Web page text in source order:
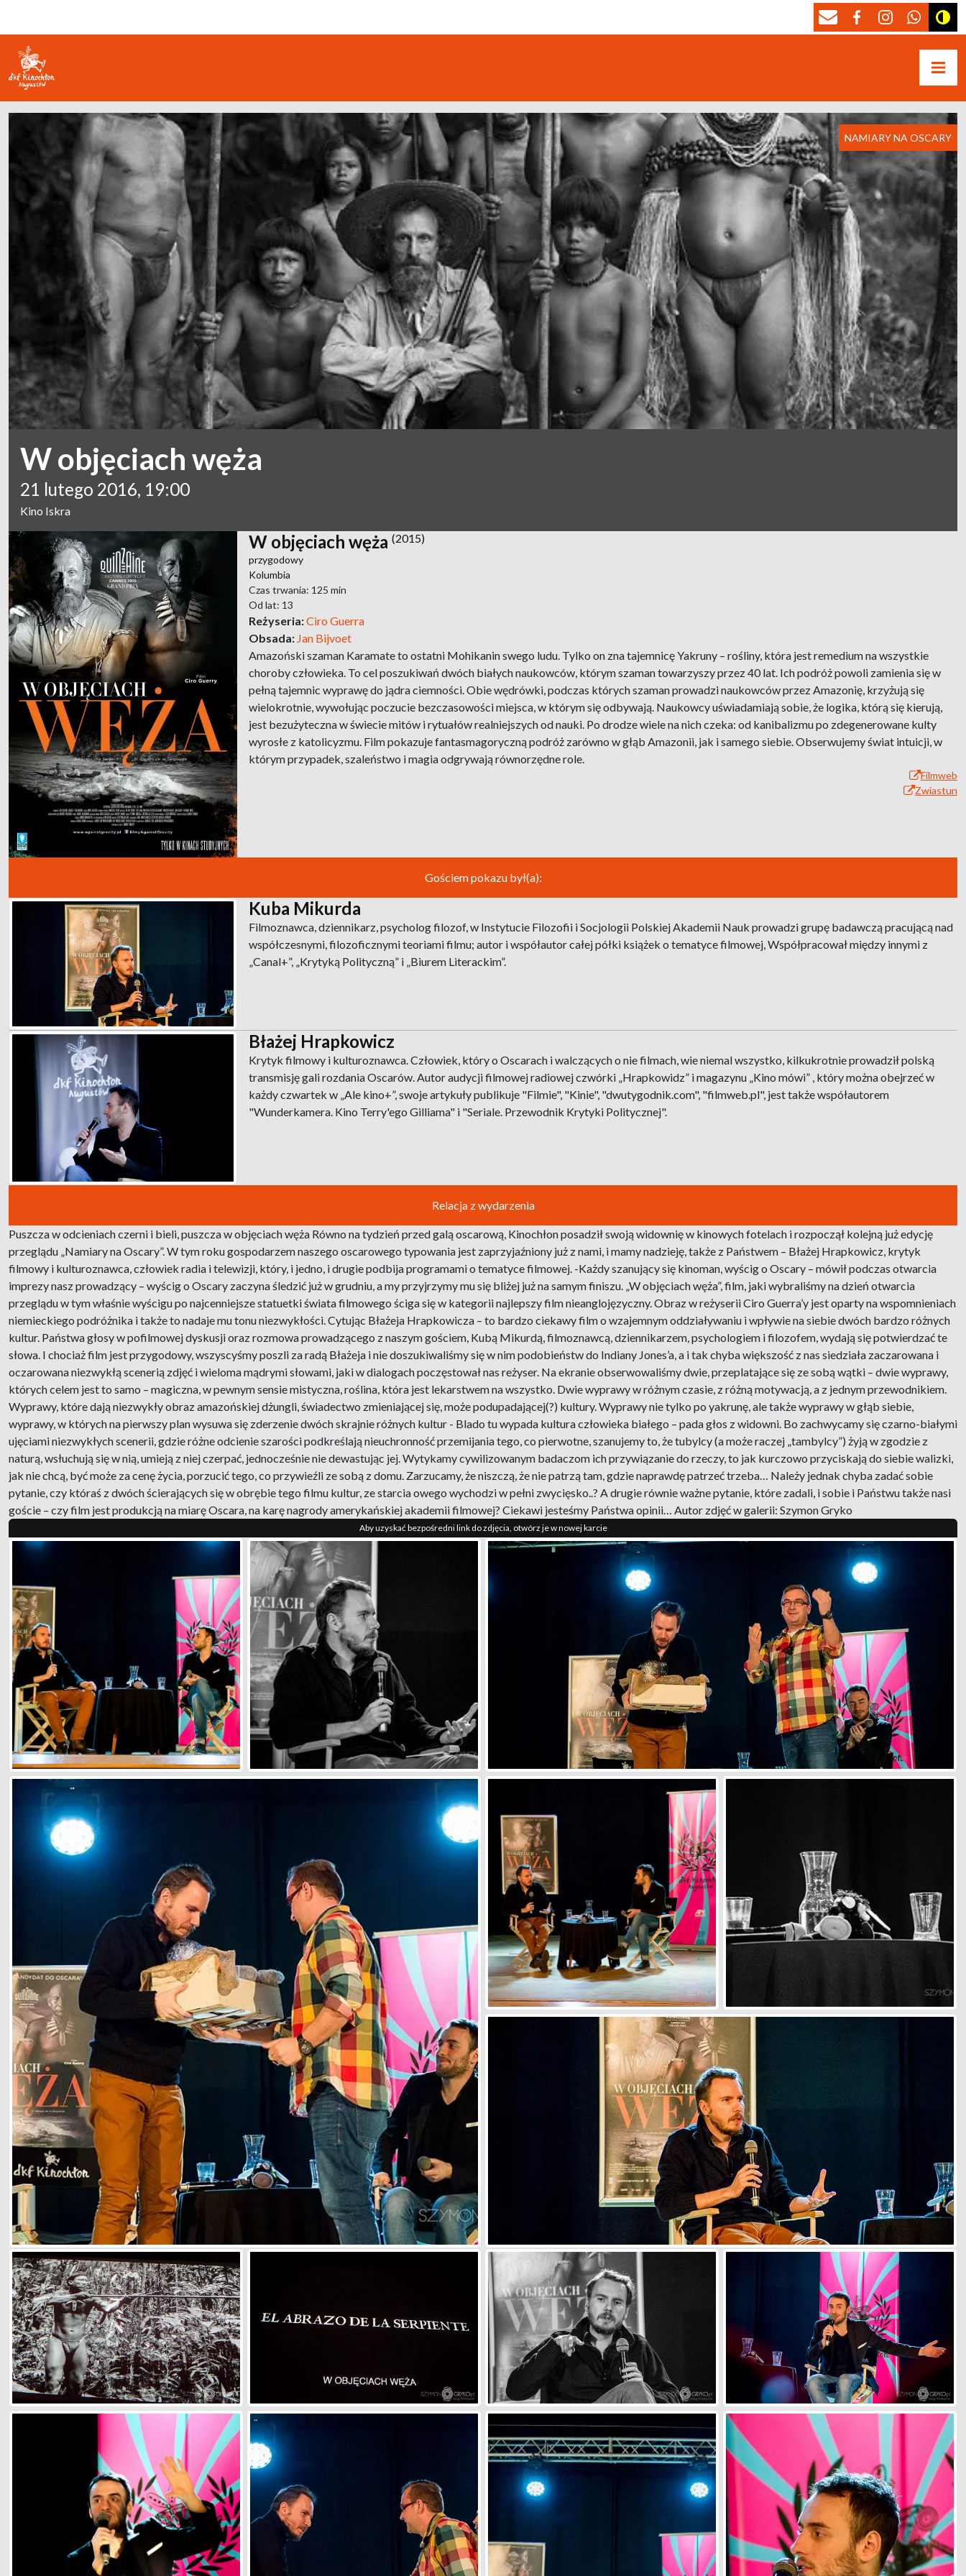
W objęciach węża
21 lutego 2016, 19:00
Kino Iskra
NAMIARY NA OSCARY
W objęciach węża (2015)
przygodowy
Kolumbia
Czas trwania: 125 min
Od lat: 13
Reżyseria:Ciro Guerra
Obsada: Jan Bijvoet
Amazoński szaman Karamate to ostatni Mohikanin swego ludu. Tylko on zna tajemnicę Yakruny – rośliny, która jest remedium na wszystkie
choroby człowieka. To cel poszukiwań dwóch białych naukowców, którym szaman towarzyszy przez 40 lat. Ich podróż powoli zamienia się w
pełną tajemnic wyprawę do jądra ciemności. Obie wędrówki, podczas których szaman prowadzi naukowców przez Amazonię, krzyżują się
wielokrotnie, wywołując poczucie bezczasowości miejsca, w którym się odbywają. Naukowcy uświadamiają sobie, że logika, którą się kierują,
jest bezużyteczna w świecie mitów i rytuałów realniejszych od nauki. Po drodze wiele na nich czeka: od kanibalizmu po zdegenerowane kulty
wyrosłe z katolicyzmu. Film pokazuje fantasmagoryczną podróż zarówno w głąb Amazonii, jak i samego siebie. Obserwujemy świat intuicji, w
którym przypadek, szaleństwo i magia odgrywają równorzędne role.
Filmweb
Zwiastun
Gościem pokazu był(a):
Kuba Mikurda
Filmoznawca, dziennikarz, psycholog filozof, w Instytucie Filozofii i Socjologii Polskiej Akademii Nauk prowadzi grupę badawczą pracującą nad
współczesnymi, filozoficznymi teoriami filmu; autor i współautor całej półki książek o tematyce filmowej, Współpracował między innymi z
„Canal+”, „Krytyką Polityczną” i „Biurem Literackim”.
Błażej Hrapkowicz
Krytyk filmowy i kulturoznawca. Człowiek, który o Oscarach i walczących o nie filmach, wie niemal wszystko, kilkukrotnie prowadził polską
transmisję gali rozdania Oscarów. Autor audycji filmowej radiowej czwórki „Hrapkowidz” i magazynu „Kino mówi” , który można obejrzeć w
każdy czwartek w „Ale kino+”, swoje artykuły publikuje "Filmie", "Kinie", "dwutygodnik.com", "filmweb.pl", jest także współautorem
"Wunderkamera. Kino Terry'ego Gilliama" i "Seriale. Przewodnik Krytyki Politycznej".
Relacja z wydarzenia
Puszcza w odcieniach czerni i bieli, puszcza w objęciach węża Równo na tydzień przed galą oscarową, Kinochłon posadził swoją widownię w kinowych fotelach i rozpoczął kolejną już edycję
przeglądu „Namiary na Oscary”. W tym roku gospodarzem naszego oscarowego typowania jest zaprzyjaźniony już z nami, i mamy nadzieję, także z Państwem – Błażej Hrapkowicz, krytyk
filmowy i kulturoznawca, człowiek radia i telewizji, który, i jedno, i drugie podbija programami o tematyce filmowej. -Każdy szanujący się kinoman, wyścig o Oscary – mówił podczas otwarcia
imprezy nasz prowadzący – wyścig o Oscary zaczyna śledzić już w grudniu, a my przyjrzymy mu się bliżej już na samym finiszu. „W objęciach węża”, film, jaki wybraliśmy na dzień otwarcia
przeglądu w tym właśnie wyścigu po najcenniejsze statuetki świata filmowego ściga się w kategorii najlepszy film nieanglojęzyczny. Obraz w reżyserii Ciro Guerra’y jest oparty na wspomnieniach
niemieckiego podróżnika i także to nadaje mu tonu niezwykłości. Cytując Błażeja Hrapkowicza – to bardzo ciekawy film o wzajemnym oddziaływaniu i wpływie na siebie dwóch bardzo różnych
kultur. Państwa głosy w pofilmowej dyskusji oraz rozmowa prowadzącego z naszym gościem, Kubą Mikurdą, filmoznawcą, dziennikarzem, psychologiem i filozofem, wydają się potwierdzać te
słowa. I chociaż film jest przygodowy, wszyscyśmy poszli za radą Błażeja i nie doszukiwaliśmy się w nim podobieństw do Indiany Jones’a, a i tak chyba większość z nas siedziała zaczarowana i
oczarowana niezwykłą scenerią zdjęć i wieloma mądrymi słowami, jaki w dialogach poczęstował nas reżyser. Na ekranie obserwowaliśmy dwie, przeplatające się ze sobą wątki – dwie wyprawy,
których celem jest to samo – magiczna, w pewnym sensie mistyczna, roślina, która jest lekarstwem na wszystko. Dwie wyprawy w różnym czasie, z różną motywacją, a z jednym przewodnikiem.
Wyprawy, które dają niezwykły obraz amazońskiej dżungli, świadectwo zmieniającej się, może podupadającej(?) kultury. Wyprawy nie tylko po yakrunę, ale także wyprawy w głąb siebie,
wyprawy, w których na pierwszy plan wysuwa się zderzenie dwóch skrajnie różnych kultur - Blado tu wypada kultura człowieka białego – pada głos z widowni. Bo zachwycamy się czarno-białymi
ujęciami niezwykłych scenerii, gdzie różne odcienie szarości podkreślają nieuchronność przemijania tego, co pierwotne, szanujemy to, że tubylcy (a może raczej „tambylcy”) żyją w zgodzie z
naturą, wsłuchują się w nią, umieją z niej czerpać, jednocześnie nie dewastując jej. Wytykamy cywilizowanym badaczom ich przywiązanie do rzeczy, to jak kurczowo przyciskają do siebie walizki,
jak nie chcą, być może za cenę życia, porzucić tego, co przywieźli ze sobą z domu. Zarzucamy, że niszczą, że nie patrzą tam, gdzie naprawdę patrzeć trzeba… Należy jednak chyba zadać sobie
pytanie, czy któraś z dwóch ścierających się w obrębie tego filmu kultur, ze starcia owego wychodzi w pełni zwycięsko..? A drugie równie ważne pytanie, które zadali, i sobie i Państwu także nasi
goście – czy film jest produkcją na miarę Oscara, na karę nagrody amerykańskiej akademii filmowej? Ciekawi jesteśmy Państwa opinii… Autor zdjęć w galerii: Szymon Gryko
Aby uzyskać bezpośredni link do zdjęcia, otwórz je w nowej karcie